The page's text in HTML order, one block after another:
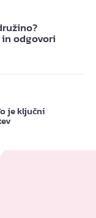
odgovori
je ključni